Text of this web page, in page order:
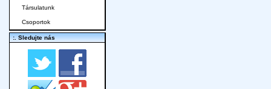
Társulatunk
Csoportok
:. Sledujte nás